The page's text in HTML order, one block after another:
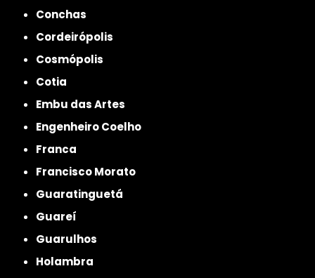
Conchas
Cordeirópolis
Cosmópolis
Cotia
Embu das Artes
Engenheiro Coelho
Franca
Francisco Morato
Guaratinguetá
Guareí
Guarulhos
Holambra